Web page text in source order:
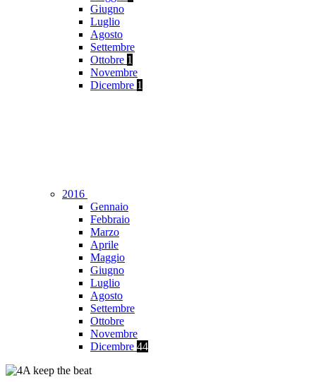
Giugno
Luglio
Agosto
Settembre
Ottobre 1
Novembre
Dicembre 1
2016
Gennaio
Febbraio
Marzo
Aprile
Maggio
Giugno
Luglio
Agosto
Settembre
Ottobre
Novembre
Dicembre 44